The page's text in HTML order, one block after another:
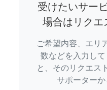
受けたいサー
場合はリクエ
ご希望内容、エリ
数などを入力し
と、そのリクエス
サポーターか